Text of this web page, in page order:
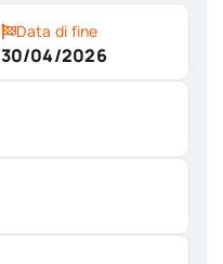
Data di fine
30/04/2026